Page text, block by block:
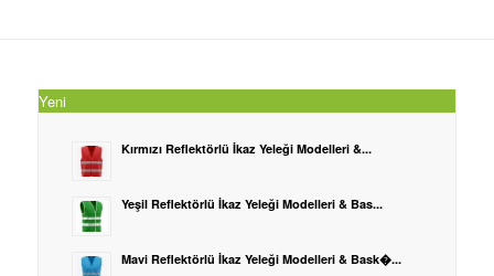
Yeni
Kırmızı Reflektörlü İkaz Yeleği Modelleri &...
Yeşil Reflektörlü İkaz Yeleği Modelleri & Bas...
Mavi Reflektörlü İkaz Yeleği Modelleri & Bask�...